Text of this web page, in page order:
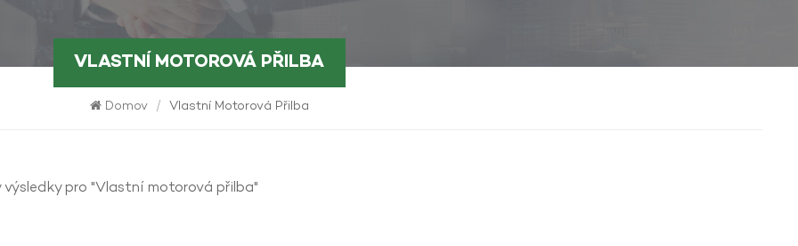
VLASTNÍ MOTOROVÁ PŘILBA
Domov / Vlastní Motorová Přilba
výsledky pro "Vlastní motorová přilba"